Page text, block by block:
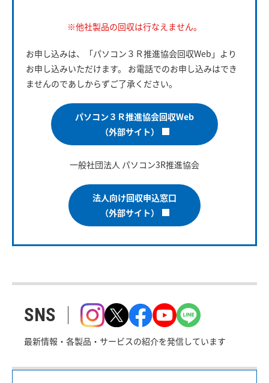
※他社製品の回収は行なえません。
お申し込みは、「パソコン３Ｒ推進協会回収Web」より
お申し込みいただけます。 お電話でのお申し込みはでき
ませんのであしからずご了承ください。
パソコン３Ｒ推進協会回収Web
（外部サイト）
一般社団法人 パソコン3R推進協会
法人向け回収申込窓口
（外部サイト）
SNS
最新情報・各製品・サービスの紹介を発信しています